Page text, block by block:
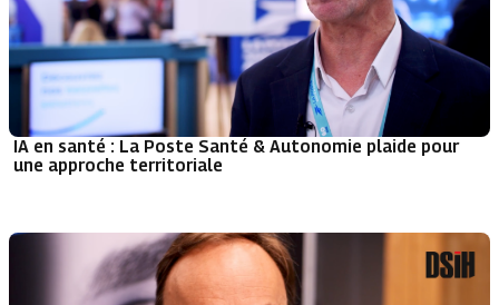
IA en santé : La Poste Santé & Autonomie plaide pour
une approche territoriale